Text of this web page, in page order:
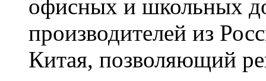
офисных и школьных
производителей из
Китая, позволяющий